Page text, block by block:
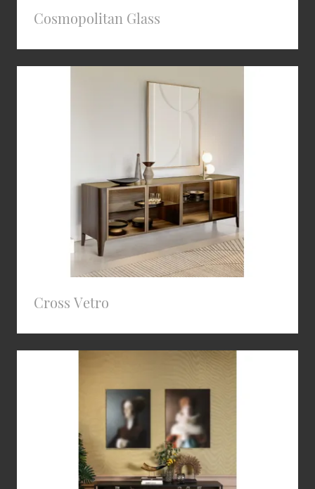
Cosmopolitan Glass
Cross Vetro